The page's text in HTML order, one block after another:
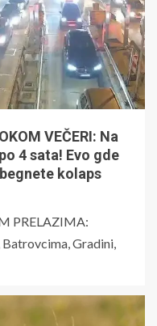
VEČERI: Na
4 sata! Evo gde
kolaps
PRELAZIMA:
Gradini,